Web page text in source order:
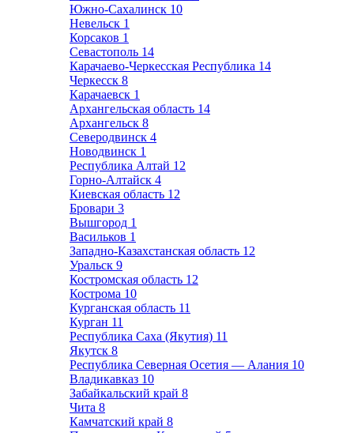
Южно-Сахалинск 10
Невельск 1
Корсаков 1
Севастополь 14
Карачаево-Черкесская Республика 14
Черкесск 8
Карачаевск 1
Архангельская область 14
Архангельск 8
Северодвинск 4
Новодвинск 1
Республика Алтай 12
Горно-Алтайск 4
Киевская область 12
Бровари 3
Вышгород 1
Васильков 1
Западно-Казахстанская область 12
Уральск 9
Костромская область 12
Кострома 10
Курганская область 11
Курган 11
Республика Саха (Якутия) 11
Якутск 8
Республика Северная Осетия — Алания 10
Владикавказ 10
Забайкальский край 8
Чита 8
Камчатский край 8